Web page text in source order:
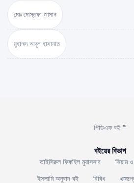
মোঃ মোস্তফা জামান
মুহাম্মদ আবুল হাসানাত
পিডিএফ বই ™
বইয়ের বিভাগ
তাইসিরুল ফিকহিল মুয়াসসার
সিয়াম
ইসলামি অনুবাদ বই
বিবিধ